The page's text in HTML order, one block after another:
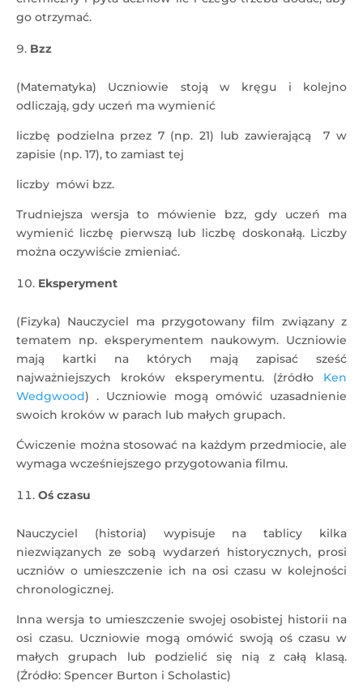
go otrzymać.
Bzz
(Matematyka) Uczniowie stoją w kręgu i kolejno
odliczają, gdy uczeń ma wymienić
liczbę podzielna przez 7 (np. 21) lub zawierającą 7 w
zapisie (np. 17), to zamiast tej
liczby mówi bzz.
Trudniejsza wersja to mówienie bzz, gdy uczeń ma
wymienić liczbę pierwszą lub liczbę doskonałą. Liczby
można oczywiście zmieniać.
Eksperyment
(Fizyka) Nauczyciel ma przygotowany film związany z
tematem np. eksperymentem naukowym. Uczniowie
mają kartki na których mają zapisać sześć
najważniejszych kroków eksperymentu. (źródło Ken
Wedgwood) . Uczniowie mogą omówić uzasadnienie
swoich kroków w parach lub małych grupach.
Ćwiczenie można stosować na każdym przedmiocie, ale
wymaga wcześniejszego przygotowania filmu.
Oś czasu
Nauczyciel (historia) wypisuje na tablicy kilka
niezwiązanych ze sobą wydarzeń historycznych, prosi
uczniów o umieszczenie ich na osi czasu w kolejności
chronologicznej.
Inna wersja to umieszczenie swojej osobistej historii na
osi czasu. Uczniowie mogą omówić swoją oś czasu w
małych grupach lub podzielić się nią z całą klasą.
(Źródło: Spencer Burton i Scholastic)